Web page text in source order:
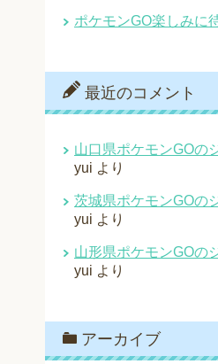
ポケモンGO楽しみに
最近のコメント
山口県ポケモンGOの
yui より
茨城県ポケモンGOの
yui より
山形県ポケモンGOの
yui より
アーカイブ